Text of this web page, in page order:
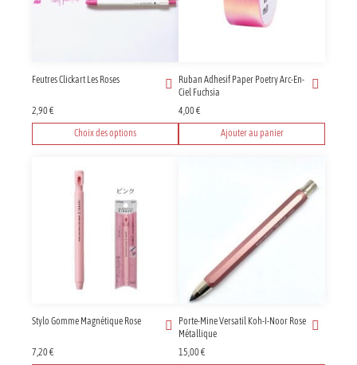
Feutres Clickart Les Roses
2,90€
Choix des options
la
du
Ruban Adhesif Paper Poetry Arc-En-
Ciel Fuchsia
4,00€
Ajouter au panier
Stylo Gomme Magnétique Rose
7,20€
Porte-Mine Versatil Koh-I-Noor Rose
Métallique
15,00€